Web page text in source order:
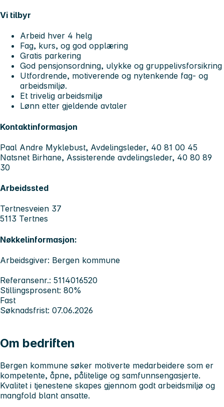
Vi tilbyr
Arbeid hver 4 helg
Fag, kurs, og god opplæring
Gratis parkering
God pensjonsordning, ulykke og gruppelivsforsikring
Utfordrende, motiverende og nytenkende fag- og
arbeidsmiljø.
Et trivelig arbeidsmiljø
Lønn etter gjeldende avtaler
Kontaktinformasjon
Paal Andre Myklebust, Avdelingsleder, 40 81 00 45
Natsnet Birhane, Assisterende avdelingsleder, 40 80 89
30
Arbeidssted
Tertnesveien 37
5113 Tertnes
Nøkkelinformasjon:
Arbeidsgiver: Bergen kommune
Referansenr.: 5114016520
Stillingsprosent: 80%
Fast
Søknadsfrist: 07.06.2026
Om bedriften
Bergen kommune søker motiverte medarbeidere som er
kompetente, åpne, pålitelige og samfunnsengasjerte.
Kvalitet i tjenestene skapes gjennom godt arbeidsmiljø og
mangfold blant ansatte.